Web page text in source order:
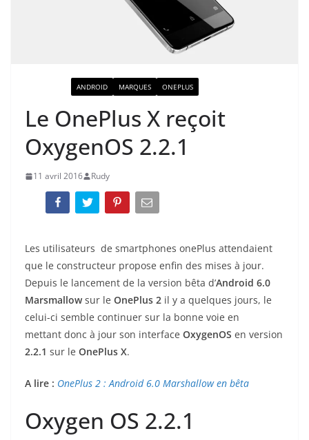
ANDROID MARQUES ONEPLUS
Le OnePlus X reçoit
OxygenOS 2.2.1
11 avril 2016 Rudy
Les utilisateurs de smartphones onePlus attendaient
que le constructeur propose enfin des mises à jour.
Depuis le lancement de la version bêta d’Android 6.0
Marsmallowsur le OnePlus 2 il y a quelques jours, le
celui-ci semble continuer sur la bonne voie en
mettant donc à jour son interface OxygenOS en version
2.2.1 sur le OnePlus X.
A lire : OnePlus 2 : Android 6.0 Marshallow en bêta
Oxygen OS 2.2.1